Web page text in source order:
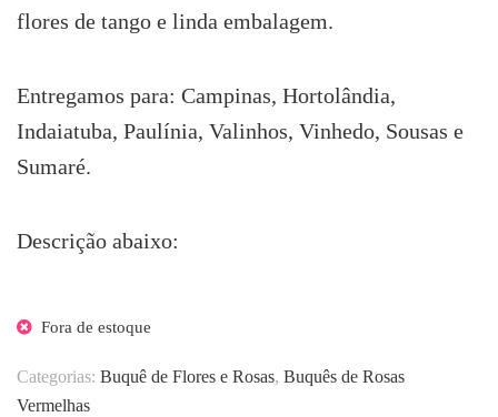
R$255.30.
flores de tango e linda embalagem.
Entregamos para: Campinas, Hortolândia,
Indaiatuba, Paulínia, Valinhos, Vinhedo, Sousas e
Sumaré.
Descrição abaixo:
Fora de estoque
Categorias: Buquê de Flores e Rosas, Buquês de Rosas
Vermelhas